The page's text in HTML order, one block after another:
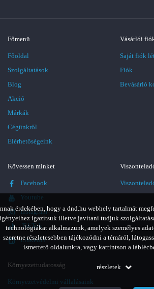
érdekében, hogy a dnd.hu webhely tartalmát
igényeihez igazítsuk illetve javítani tudjuk
technológiákat alkalmazunk, amelyek személyes
szeretne részletesebben tájékozódni a témáról,
ismertető oldalunkra, vagy kattintson a
részletek
Főmenü
Főoldal
Szolgáltatások
Blog
Akció
Márkák
Cégünkről
Elérhetőségeink
Vásárlói
Saját fiók
Fiók
Bevásárló
Kövessen minket
Facebook
Youtube
Instagram
TikTok
LinkedIn
Környezettudatosság
Környezetvédelmi vállalásaink